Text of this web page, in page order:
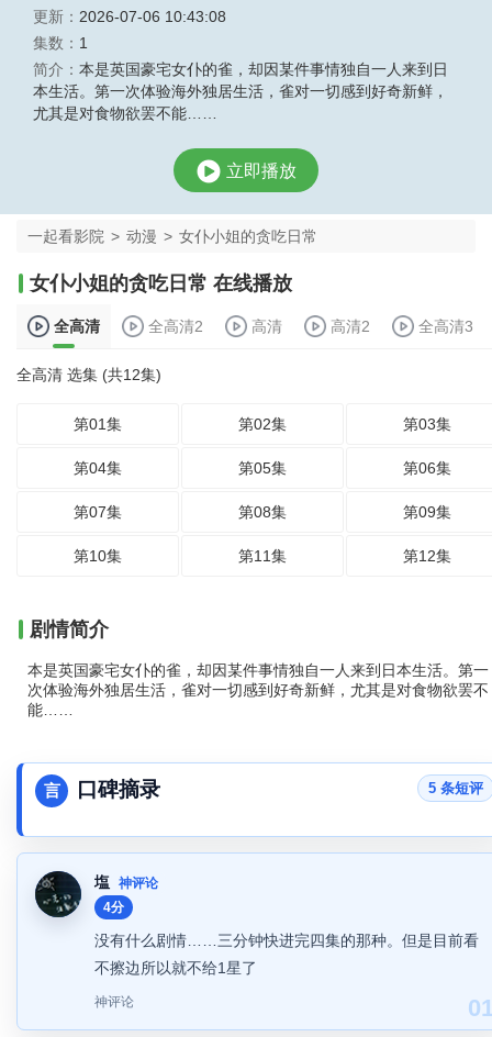
更新： 2026-07-06 10:43:08
集数： 1
简介： 本是英国豪宅女仆的雀，却因某件事情独自一人来到日
本生活。第一次体验海外独居生活，雀对一切感到好奇新鲜，
尤其是对食物欲罢不能……
立即播放
一起看影院 > 动漫 > 女仆小姐的贪吃日常
女仆小姐的贪吃日常 在线播放
全高清 全高清2 高清 高清2 全高清3
全高清 选集 (共12集)
第01集 第02集 第03集
第04集 第05集 第06集
第07集 第08集 第09集
第10集 第11集 第12集
剧情简介
本是英国豪宅女仆的雀，却因某件事情独自一人来到日本生活。第一
次体验海外独居生活，雀对一切感到好奇新鲜，尤其是对食物欲罢不
能……
言 口碑摘录 5 条短评
塩 神评论
4分
没有什么剧情……三分钟快进完四集的那种。但是目前看
不擦边所以就不给1星了
神评论